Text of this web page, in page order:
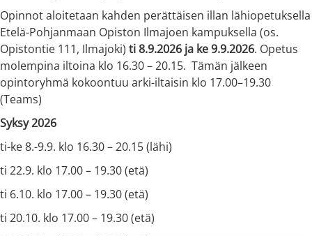
Opinnot aloitetaan kahden perättäisen illan lähiopetuksella
Etelä-Pohjanmaan Opiston Ilmajoen kampuksella (os.
Opistontie 111, Ilmajoki) ti 8.9.2026 ja ke 9.9.2026. Opetus
molempina iltoina klo 16.30 – 20.15. Tämän jälkeen
opintoryhmä kokoontuu arki-iltaisin klo 17.00–19.30
(Teams)
Syksy 2026
ti-ke 8.-9.9. klo 16.30 – 20.15 (lähi)
ti 22.9. klo 17.00 – 19.30 (etä)
ti 6.10. klo 17.00 – 19.30 (etä)
ti 20.10. klo 17.00 – 19.30 (etä)